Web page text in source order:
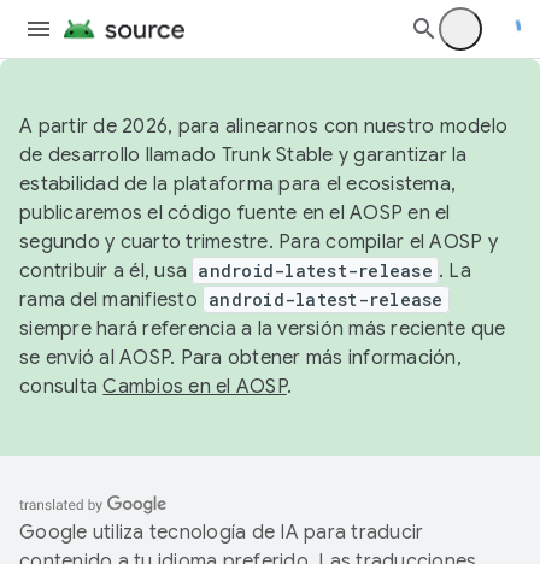
A partir de 2026, para alinearnos con nuestro modelo
de desarrollo llamado Trunk Stable y garantizar la
estabilidad de la plataforma para el ecosistema,
publicaremos el código fuente en el AOSP en el
segundo y cuarto trimestre. Para compilar el AOSP y
contribuir a él, usa android-latest-release . La
rama del manifiesto android-latest-release
siempre hará referencia a la versión más reciente que
se envió al AOSP. Para obtener más información,
consultaCambios en el AOSP.
Google utiliza tecnología de IA para traducir